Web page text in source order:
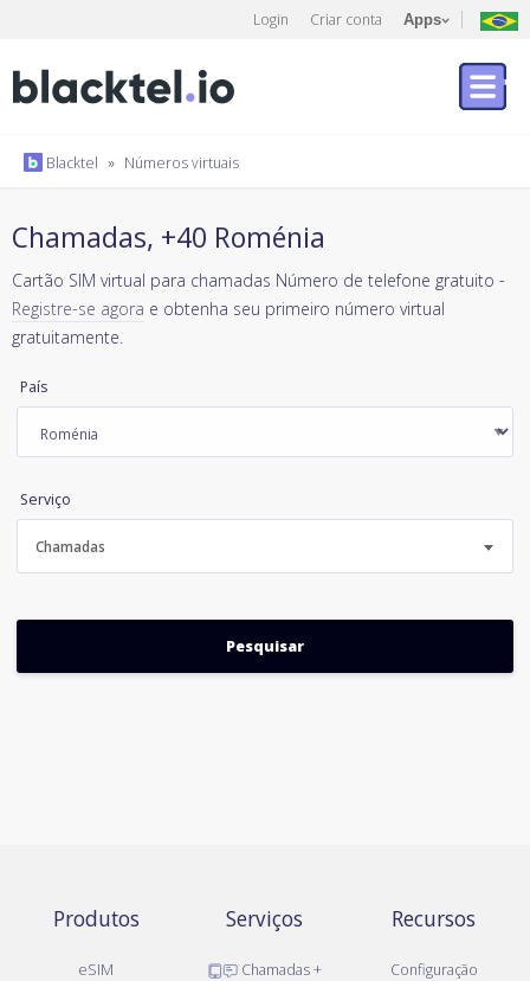
Login Criar conta Apps
Blacktel » Números virtuais
Chamadas, +40 Roménia
Cartão SIM virtual para chamadas Número de telefone gratuito -
Registre-se agora e obtenha seu primeiro número virtual
gratuitamente.
País
Serviço
Chamadas
Produtos
eSIM
Serviços
Chamadas +
Recursos
Configuração